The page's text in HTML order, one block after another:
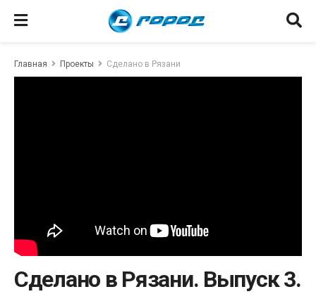
Главная Проекты Сделано в Рязани
Сделано в Рязани. Выпуск 3.